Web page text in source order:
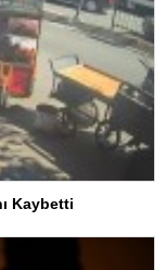
Kaybetti